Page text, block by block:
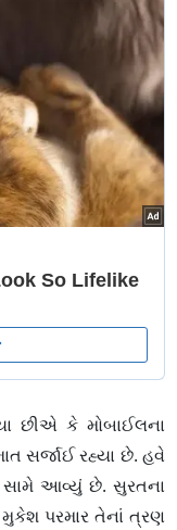
છીએ કે મોબાઈલના
સર્જાઈ રહ્યા છે. હવે
સામે આવ્યું છે. સુરતના
મુકેશ પરમાર તેનાં ત્રણ